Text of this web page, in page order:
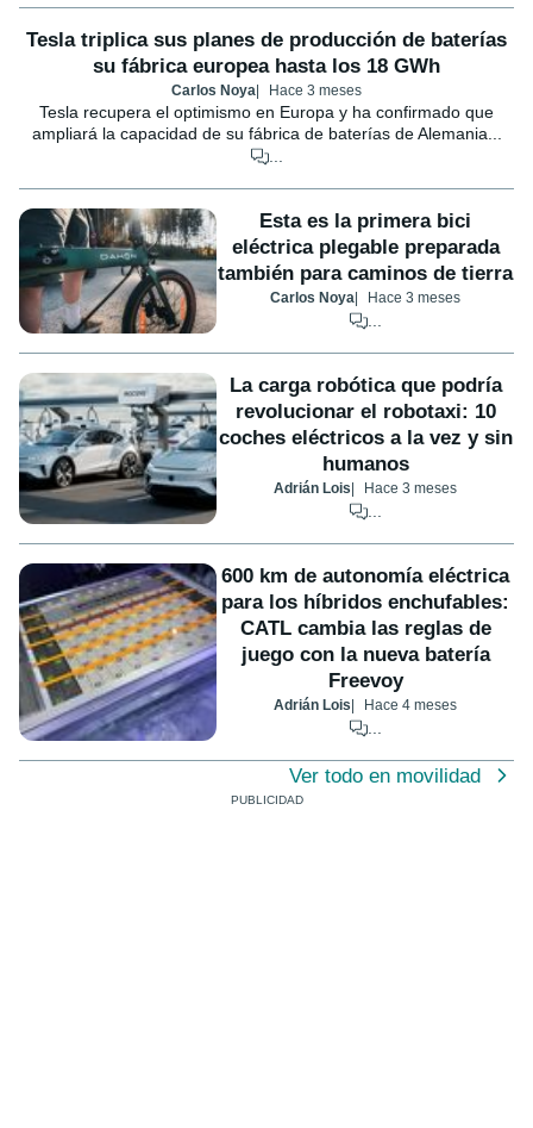
Tesla triplica sus planes de producción de baterías
su fábrica europea hasta los 18 GWh
Carlos Noya Hace 3 meses
Tesla recupera el optimismo en Europa y ha confirmado que
ampliará la capacidad de su fábrica de baterías de Alemania...
...
Esta es la primera bici
eléctrica plegable preparada
también para caminos de tierra
Carlos Noya Hace 3 meses
...
La carga robótica que podría
revolucionar el robotaxi: 10
coches eléctricos a la vez y sin
humanos
Adrián Lois Hace 3 meses
...
600 km de autonomía eléctrica
para los híbridos enchufables:
CATL cambia las reglas de
juego con la nueva batería
Freevoy
Adrián Lois Hace 4 meses
...
Ver todo en movilidad